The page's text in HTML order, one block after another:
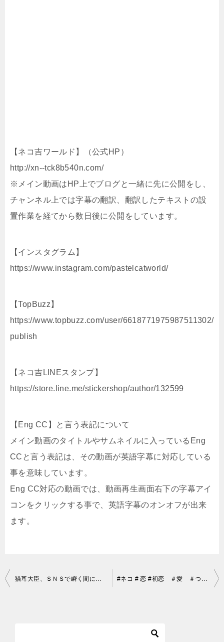
【ネコ吉ワールド】（公式HP）
http://xn--tck8b540n.com/
※メイン動画はHP上でブログと一緒に先に公開をし、
チャンネル上では字幕の翻訳、翻訳したテキストの設
置作業を経てから数日後に公開をしています。
【インスタグラム】
https://www.instagram.com/pastelcatworld/
【TopBuzz】
https://www.topbuzz.com/user/6618771975987511302/
publish
【ネコ吉LINEスタンプ】
https://store.line.me/stickershop/author/132599
【Eng CC】と言う表記について
メイン動画のタイトルやサムネイルに入っているEng
CCと言う表記は、その動画が英語字幕に対応している
事を意味しています。
Eng CC対応の動画では、動画再生画面右下の字幕アイ
コンをクリックする事で、英語字幕のオンオフが出来
ます。
投
猫耳大臣、ＳＮＳで瞬く間に拡散＋月詠ネコミミモードBGM #ネコ # 恋 #初恋 ＃愛 ＃つれづれねこ【もーちゃん】a cat in love2 もーちゃんの愛は届くのか 2～君が初恋の人（猫）